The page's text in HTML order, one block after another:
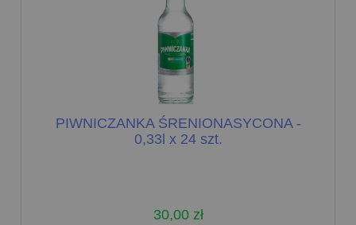
PIWNICZANKA ŚRENIONASYCONA -
0,33l x 24 szt.
30,00 zł